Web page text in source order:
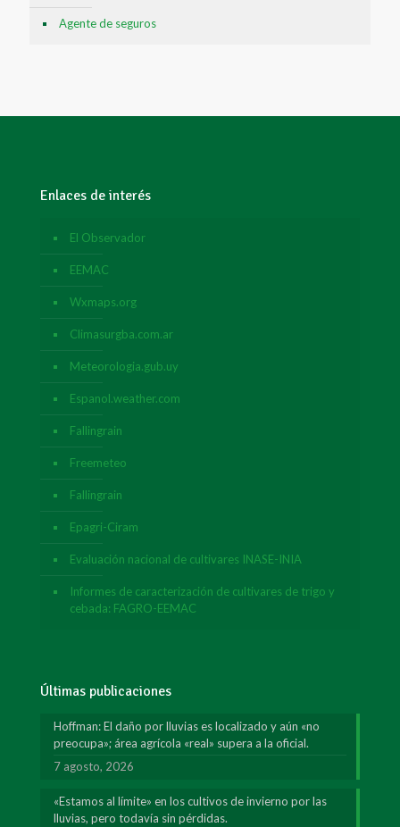
Agente de seguros
Enlaces de interés
El Observador
EEMAC
Wxmaps.org
Climasurgba.com.ar
Meteorologia.gub.uy
Espanol.weather.com
Fallingrain
Freemeteo
Fallingrain
Epagri-Ciram
Evaluación nacional de cultivares INASE-INIA
Informes de caracterización de cultivares de trigo y
cebada: FAGRO-EEMAC
Últimas publicaciones
Hoffman: El daño por lluvias es localizado y aún «no
preocupa»; área agrícola «real» supera a la oficial.
7 agosto, 2026
«Estamos al límite» en los cultivos de invierno por las
lluvias, pero todavía sin pérdidas.